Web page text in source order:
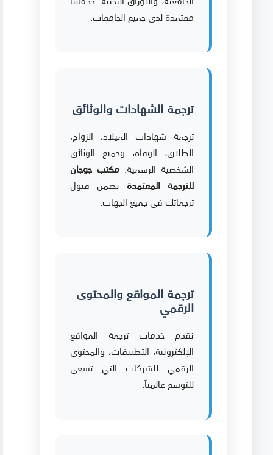
معتمدة لدى جميع الجامعات.
ترجمة الشهادات والوثائق
ترجمة شهادات الميلاد، الزواج،
الطلاق، الوفاة، وجميع الوثائق
الشخصية الرسمية. مكتب جوجان
للترجمة المعتمدة يضمن قبول
ترجماتك في جميع الجهات.
ترجمة المواقع والمحتوى
الرقمي
نقدم خدمات ترجمة المواقع
الإلكترونية، التطبيقات، والمحتوى
الرقمي للشركات التي تسعى
للتوسع عالمياً.